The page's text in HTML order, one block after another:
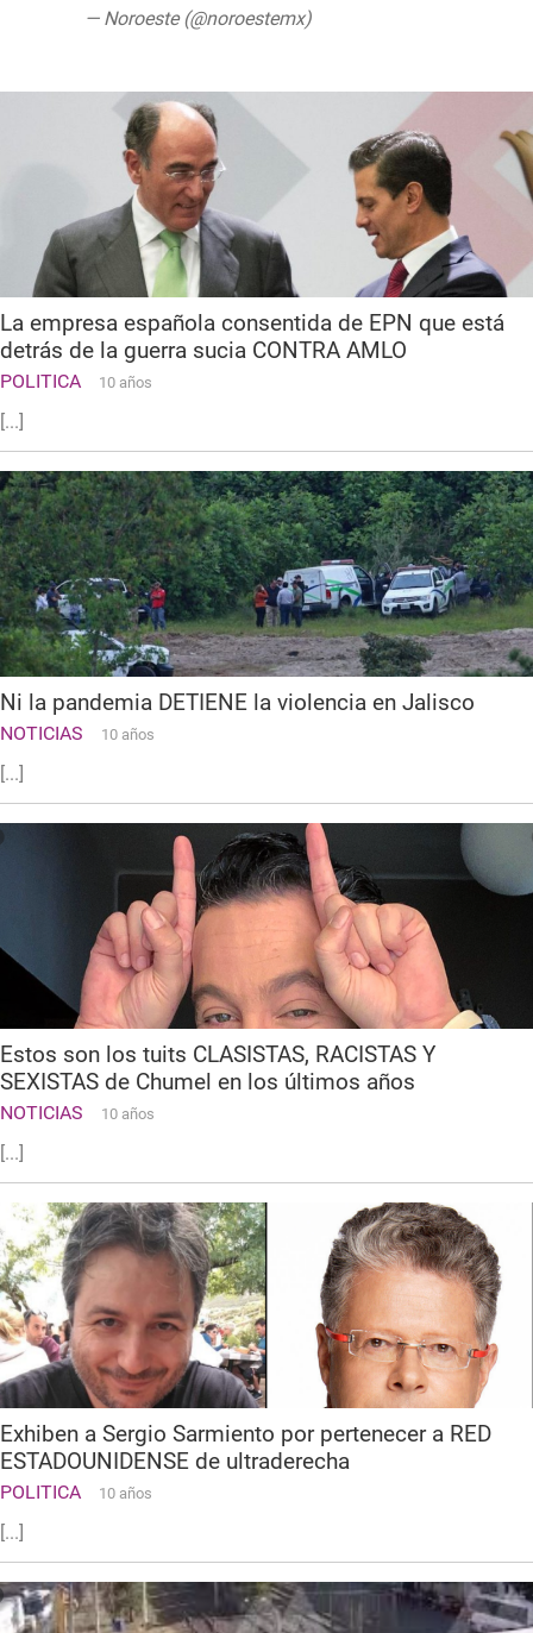
— Noroeste (@noroestemx)
La empresa española consentida de EPN que está
detrás de la guerra sucia CONTRA AMLO
POLITICA 10 años
[...]
Ni la pandemia DETIENE la violencia en Jalisco
NOTICIAS 10 años
[...]
Estos son los tuits CLASISTAS, RACISTAS Y
SEXISTAS de Chumel en los últimos años
NOTICIAS 10 años
[...]
Exhiben a Sergio Sarmiento por pertenecer a RED
ESTADOUNIDENSE de ultraderecha
POLITICA 10 años
[...]